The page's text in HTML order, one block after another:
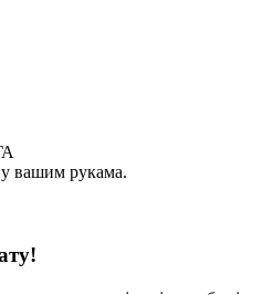
вашим рукама.